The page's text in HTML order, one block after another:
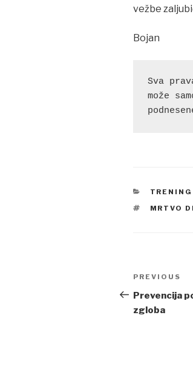
vežbe
Bojan
Sva
može
TRENING
TAGS
MRTVO
Post
Previous
Post
PREVIOUS
Prevencija
zgloba